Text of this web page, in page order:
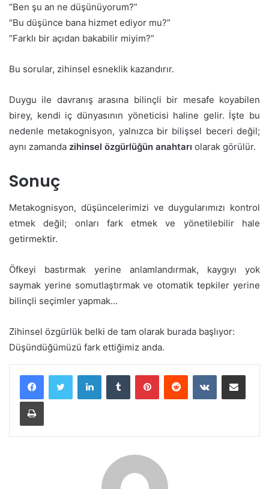
“Ben şu an ne düşünüyorum?”
“Bu düşünce bana hizmet ediyor mu?”
“Farklı bir açıdan bakabilir miyim?”
Bu sorular, zihinsel esneklik kazandırır.
Duygu ile davranış arasına bilinçli bir mesafe koyabilen
birey, kendi iç dünyasının yöneticisi haline gelir. İşte bu
nedenle metakognisyon, yalnızca bir bilişsel beceri değil;
aynı zamanda zihinsel özgürlüğün anahtarı olarak görülür.
Sonuç
Metakognisyon, düşüncelerimizi ve duygularımızı kontrol
etmek değil; onları fark etmek ve yönetilebilir hale
getirmektir.
Öfkeyi bastırmak yerine anlamlandırmak, kaygıyı yok
saymak yerine somutlaştırmak ve otomatik tepkiler yerine
bilinçli seçimler yapmak…
Zihinsel özgürlük belki de tam olarak burada başlıyor:
Düşündüğümüzü fark ettiğimiz anda.
LinkedInTumblr PinterestReddit VKontakteE-Posta ile paylaş
Yazdır